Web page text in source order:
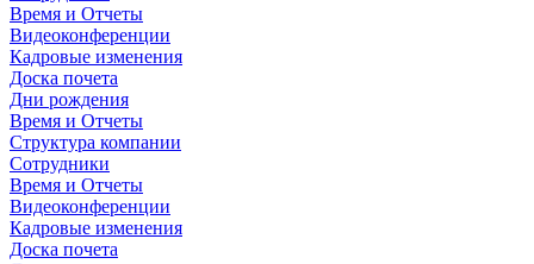
Время и Отчеты
Видеоконференции
Кадровые изменения
Доска почета
Дни рождения
Время и Отчеты
Структура компании
Сотрудники
Время и Отчеты
Видеоконференции
Кадровые изменения
Доска почета